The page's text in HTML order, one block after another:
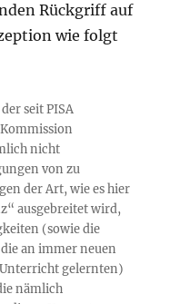
Rückgriff auf
wie folgt
seit PISA
nicht
von zu
der Art, wie es hier
ausgebreitet wird,
(sowie die
an immer neuen
gelernten)
nämlich